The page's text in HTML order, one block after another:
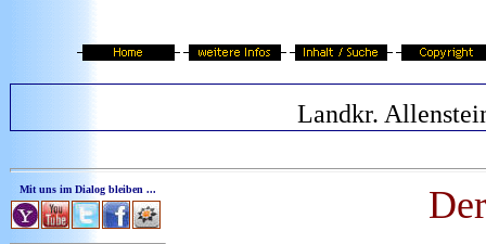
Landkr.
Mit uns im Dialog bleiben ...